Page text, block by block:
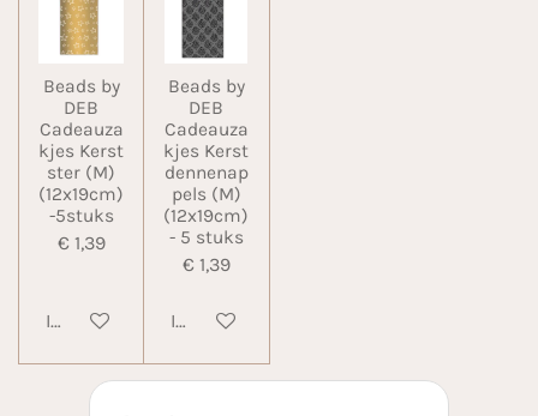
Beads by
DEB
Cadeauza
kjes Kerst
ster (M)
(12x19cm)
-5stuks
€ 1,39
In winkelwagen
Beads by
DEB
Cadeauza
kjes Kerst
dennenap
pels (M)
(12x19cm)
- 5 stuks
€ 1,39
In winkelwagen